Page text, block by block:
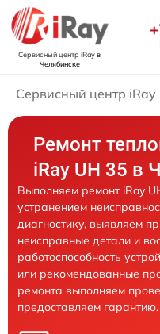
Сервисный центр iRayв
Челябинске
Сервисный центр iRay
Ремонт
iRay UH 35 в
Выполняем ремонт iRay
устранением
диагностику, выявляем
неисправные детали и
работоспособность
или рекомендованные
ремонта выполняем
предоставляем гарантию.